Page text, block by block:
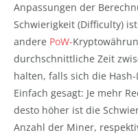
Anpassungen der
Schwierigkeit (Difficulty)
andere PoW-
durchschnittliche Zeit
halten, falls sich die
Einfach gesagt: Je mehr
desto höher ist die
Anzahl der Miner,